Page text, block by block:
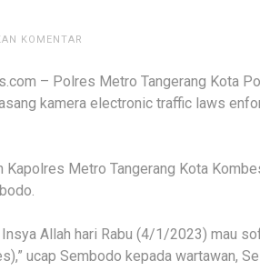
KOMENTAR
– Polres Metro Tangerang Kota
kamera electronic traffic laws
Metro Tangerang Kota
Allah hari Rabu (4/1/2023) mau
ucap Sembodo kepada wartawan,